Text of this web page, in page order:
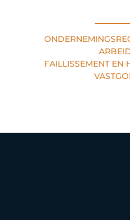
FAILLISSEMENT EN